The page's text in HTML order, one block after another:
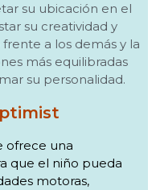
su ubicación en el
su creatividad y
a los demás y la
más equilibradas
su personalidad.
ofrece una
que el niño pueda
motoras,